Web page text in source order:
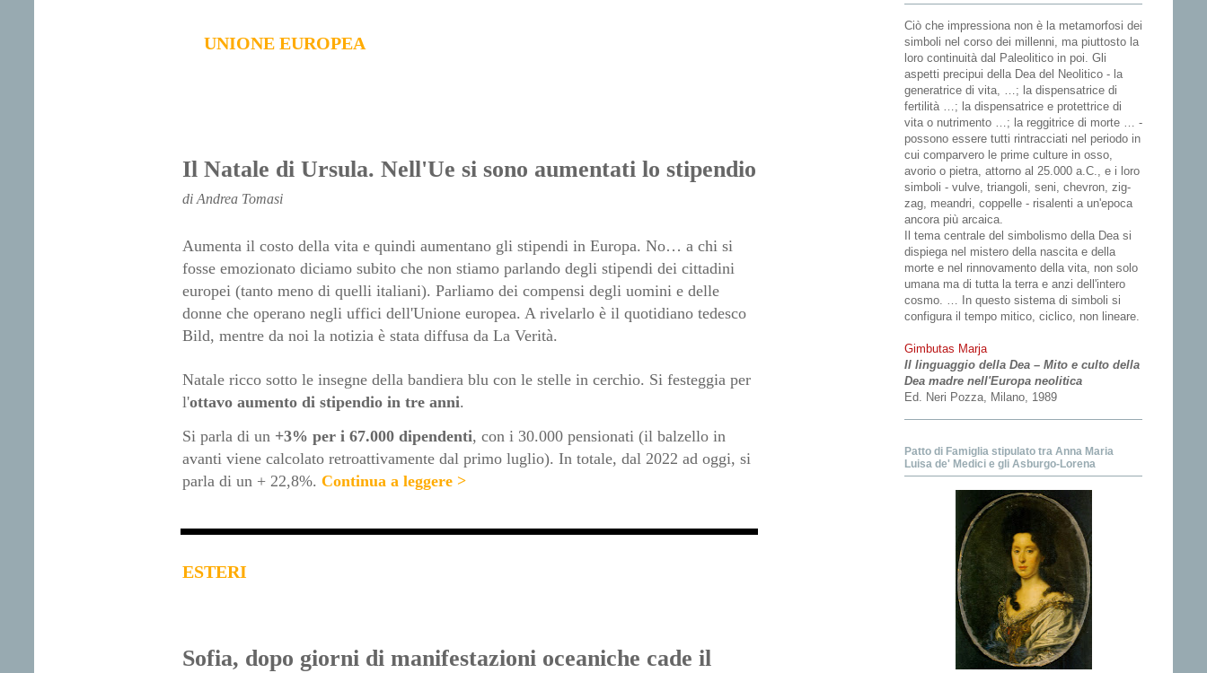
UNIONE EUROPEA
Il Natale di Ursula. Nell'Ue si sono aumentati lo stipendio
di Andrea Tomasi
Aumenta il costo della vita e quindi aumentano gli stipendi in Europa. No… a chi si
fosse emozionato diciamo subito che non stiamo parlando degli stipendi dei cittadini
europei (tanto meno di quelli italiani). Parliamo dei compensi degli uomini e delle
donne che operano negli uffici dell'Unione europea. A rivelarlo è il quotidiano tedesco
Bild, mentre da noi la notizia è stata diffusa da La Verità.
Natale ricco sotto le insegne della bandiera blu con le stelle in cerchio. Si festeggia per
l'ottavo aumento di stipendio in tre anni.
Si parla di un +3% per i 67.000 dipendenti, con i 30.000 pensionati (il balzello in
avanti viene calcolato retroattivamente dal primo luglio). In totale, dal 2022 ad oggi, si
parla di un + 22,8%. Continua a leggere >
ESTERI
Sofia, dopo giorni di manifestazioni oceaniche cade il
Ciò che impressiona non è la metamorfosi dei
simboli nel corso dei millenni, ma piuttosto la
loro continuità dal Paleolitico in poi. Gli
aspetti precipui della Dea del Neolitico - la
generatrice di vita, …; la dispensatrice di
fertilità …; la dispensatrice e protettrice di
vita o nutrimento …; la reggitrice di morte … -
possono essere tutti rintracciati nel periodo in
cui comparvero le prime culture in osso,
avorio o pietra, attorno al 25.000 a.C., e i loro
simboli - vulve, triangoli, seni, chevron, zig-
zag, meandri, coppelle - risalenti a un'epoca
ancora più arcaica.
Il tema centrale del simbolismo della Dea si
dispiega nel mistero della nascita e della
morte e nel rinnovamento della vita, non solo
umana ma di tutta la terra e anzi dell'intero
cosmo. … In questo sistema di simboli si
configura il tempo mitico, ciclico, non lineare.
Gimbutas Marja
Il linguaggio della Dea – Mito e culto della
Dea madre nell'Europa neolitica
Ed. Neri Pozza, Milano, 1989
Patto di Famiglia stipulato tra Anna Maria
Luisa de' Medici e gli Asburgo-Lorena